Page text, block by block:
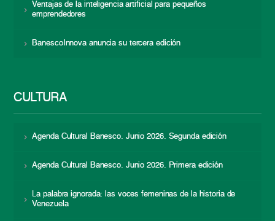
Ventajas de la inteligencia artificial para pequeños
emprendedores
BanescoInnova anuncia su tercera edición
CULTURA
Agenda Cultural Banesco. Junio 2026. Segunda edición
Agenda Cultural Banesco. Junio 2026. Primera edición
La palabra ignorada: las voces femeninas de la historia de
Venezuela